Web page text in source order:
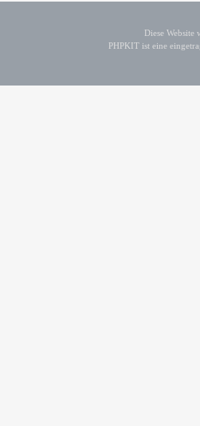
Diese
PHPKIT ist eine